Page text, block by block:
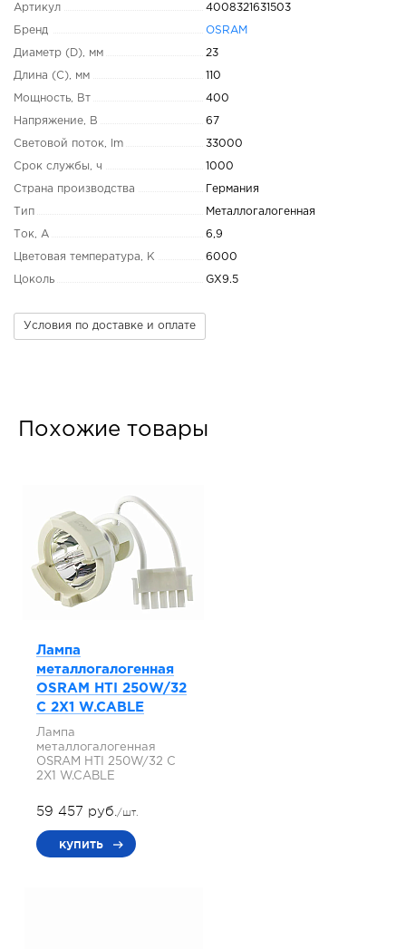
Артикул 4008321631503
Бренд OSRAM
Диаметр (D), мм 23
Длина (C), мм 110
Мощность, Вт 400
Напряжение, В 67
Световой поток, lm 33000
Срок службы, ч 1000
Страна производства Германия
Тип Металлогалогенная
Ток, А 6,9
Цветовая температура, K 6000
Цоколь GX9.5
Условия по доставке и оплате
Похожие товары
Лампа
металлогалогенная
OSRAM HTI 250W/32
C 2X1 W.CABLE
Лампа
металлогалогенная
OSRAM HTI 250W/32 C
2X1 W.CABLE
59 457 руб./шт.
купить